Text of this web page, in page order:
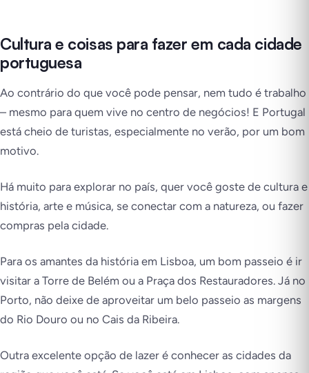
Cultura e coisas para fazer em cada cidade
portuguesa
Ao contrário do que você pode pensar, nem tudo é trabalho
– mesmo para quem vive no centro de negócios! E Portugal
está cheio de turistas, especialmente no verão, por um bom
motivo.
Há muito para explorar no país, quer você goste de cultura e
história, arte e música, se conectar com a natureza, ou fazer
compras pela cidade.
Para os amantes da história em Lisboa, um bom passeio é ir
visitar a Torre de Belém ou a Praça dos Restauradores. Já no
Porto, não deixe de aproveitar um belo passeio as margens
do Rio Douro ou no Cais da Ribeira.
Outra excelente opção de lazer é conhecer as cidades da